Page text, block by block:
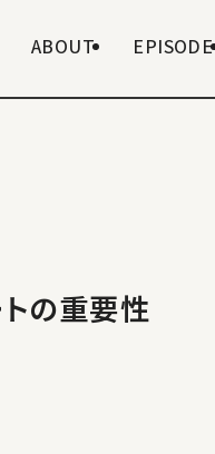
ABOUT EPISODE
の重要性